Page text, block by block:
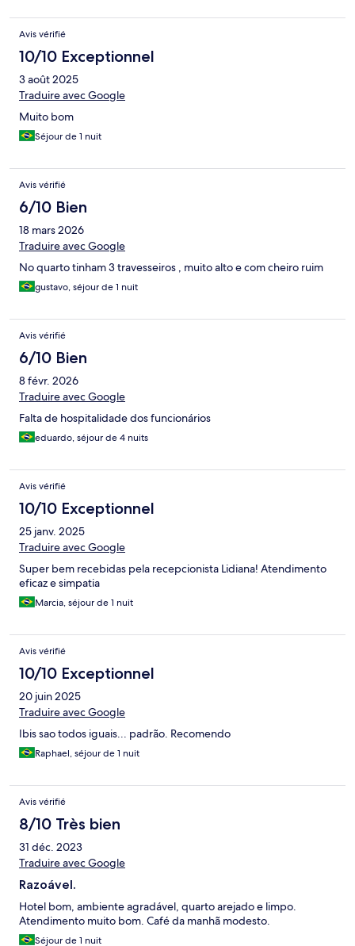
Avis vérifié
10/10 Exceptionnel
3 août 2025
Traduire avec Google
Muito bom
Séjour de 1 nuit
Avis vérifié
6/10 Bien
18 mars 2026
Traduire avec Google
No quarto tinham 3 travesseiros , muito alto e com cheiro ruim
gustavo, séjour de 1 nuit
Avis vérifié
6/10 Bien
8 févr. 2026
Traduire avec Google
Falta de hospitalidade dos funcionários
eduardo, séjour de 4 nuits
Avis vérifié
10/10 Exceptionnel
25 janv. 2025
Traduire avec Google
Super bem recebidas pela recepcionista Lidiana! Atendimento
eficaz e simpatia
Marcia, séjour de 1 nuit
Avis vérifié
10/10 Exceptionnel
20 juin 2025
Traduire avec Google
Ibis sao todos iguais... padrão. Recomendo
Raphael, séjour de 1 nuit
Avis vérifié
8/10 Très bien
31 déc. 2023
Traduire avec Google
Razoável.
Hotel bom, ambiente agradável, quarto arejado e limpo.
Atendimento muito bom. Café da manhã modesto.
Séjour de 1 nuit